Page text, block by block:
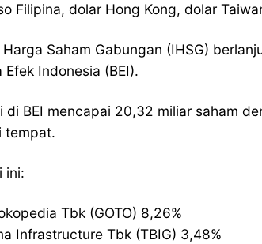
Filipina, dolar Hong Kong, dolar
Saham Gabungan (IHSG)
Indonesia (BEI).
di BEI mencapai 20,32 miliar saham
tempat.
ini:
Tbk (GOTO) 8,26%
Infrastructure Tbk (TBIG) 3,48%